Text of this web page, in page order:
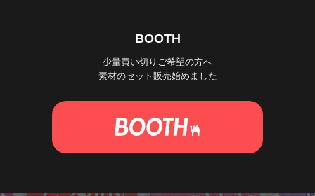
BOOTH
少量買い切りご希望の方へ
素材のセット販売始めました